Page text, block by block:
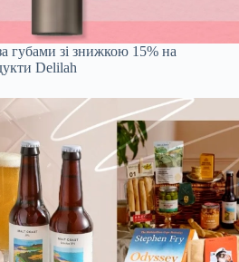
губами зі знижкою 15% на
Delilah